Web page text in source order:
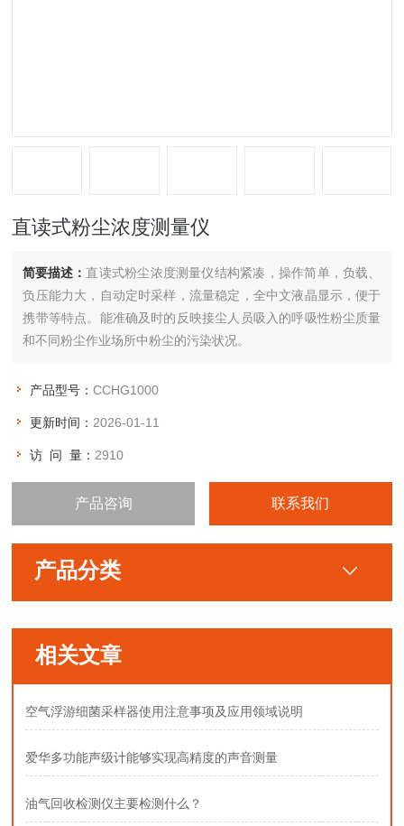
直读式粉尘浓度测量仪
简要描述： 直读式粉尘浓度测量仪结构紧凑，操作简单，负载、
负压能力大，自动定时采样，流量稳定，全中文液晶显示，便于
携带等特点。能准确及时的反映接尘人员吸入的呼吸性粉尘质量
和不同粉尘作业场所中粉尘的污染状况。
产品型号：CCHG1000
更新时间： 2026-01-11
访 问 量： 2910
产品咨询 联系我们
产品分类
相关文章
空气浮游细菌采样器使用注意事项及应用领域说明
爱华多功能声级计能够实现高精度的声音测量
油气回收检测仪主要检测什么？